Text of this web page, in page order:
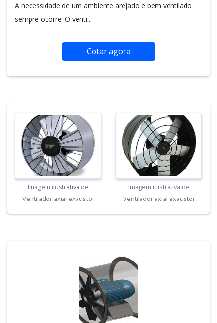
A necessidade de um ambiente arejado e bem ventilado
sempre ocorre. O venti...
Cotar agora
Imagem ilustrativa de
Ventilador axial exaustor
Imagem ilustrativa de
Ventilador axial exaustor